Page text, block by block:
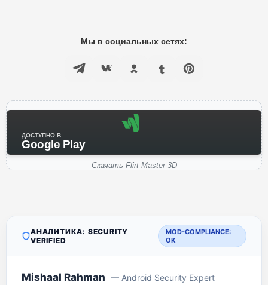
Мы в социальных сетях:
ДОСТУПНО В
Google Play
Скачать Flirt Master 3D
АНАЛИТИКА: SECURITY
VERIFIED
MOD-COMPLIANCE:
OK
Mishaal Rahman — Android Security Expert